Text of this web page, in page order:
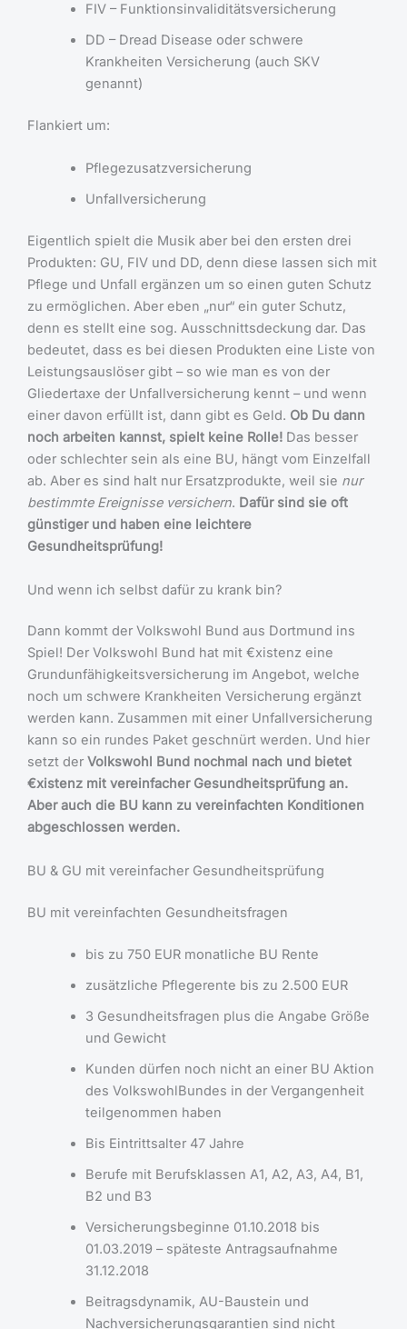
FIV – Funktionsinvaliditätsversicherung
DD – Dread Disease oder schwere
Krankheiten Versicherung (auch SKV
genannt)
Flankiert um:
Pflegezusatzversicherung
Unfallversicherung
Eigentlich spielt die Musik aber bei den ersten drei
Produkten: GU, FIV und DD, denn diese lassen sich mit
Pflege und Unfall ergänzen um so einen guten Schutz
zu ermöglichen. Aber eben „nur“ ein guter Schutz,
denn es stellt eine sog. Ausschnittsdeckung dar. Das
bedeutet, dass es bei diesen Produkten eine Liste von
Leistungsauslöser gibt – so wie man es von der
Gliedertaxe der Unfallversicherung kennt – und wenn
einer davon erfüllt ist, dann gibt es Geld. Ob Du dann
noch arbeiten kannst, spielt keine Rolle! Das besser
oder schlechter sein als eine BU, hängt vom Einzelfall
ab. Aber es sind halt nur Ersatzprodukte, weil sie nur
bestimmte Ereignisse versichern. Dafür sind sie oft
günstiger und haben eine leichtere
Gesundheitsprüfung!
Und wenn ich selbst dafür zu krank bin?
Dann kommt der Volkswohl Bund aus Dortmund ins
Spiel! Der Volkswohl Bund hat mit €xistenz eine
Grundunfähigkeitsversicherung im Angebot, welche
noch um schwere Krankheiten Versicherung ergänzt
werden kann. Zusammen mit einer Unfallversicherung
kann so ein rundes Paket geschnürt werden. Und hier
setzt der Volkswohl Bund nochmal nach und bietet
€xistenz mit vereinfacher Gesundheitsprüfung an.
Aber auch die BU kann zu vereinfachten Konditionen
abgeschlossen werden.
BU & GU mit vereinfacher Gesundheitsprüfung
BU mit vereinfachten Gesundheitsfragen
bis zu 750 EUR monatliche BU Rente
zusätzliche Pflegerente bis zu 2.500 EUR
3 Gesundheitsfragen plus die Angabe Größe
und Gewicht
Kunden dürfen noch nicht an einer BU Aktion
des VolkswohlBundes in der Vergangenheit
teilgenommen haben
Bis Eintrittsalter 47 Jahre
Berufe mit Berufsklassen A1, A2, A3, A4, B1,
B2 und B3
Versicherungsbeginne 01.10.2018 bis
01.03.2019 – späteste Antragsaufnahme
31.12.2018
Beitragsdynamik, AU-Baustein und
Nachversicherungsgarantien sind nicht